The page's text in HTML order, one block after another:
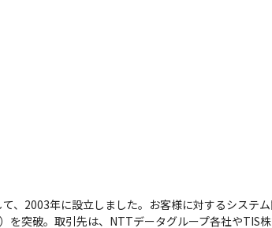
、2003年に設立しました。お客様に対するシステ
を突破。取引先は、NTTデータグループ各社やTIS